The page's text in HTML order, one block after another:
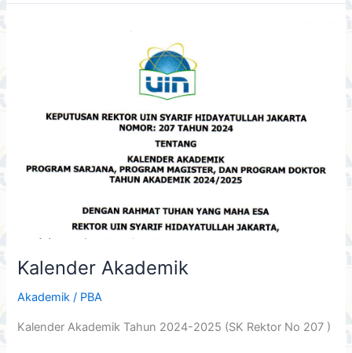
Kalender Akademik
Akademik / PBA
Kalender Akademik Tahun 2024-2025 (SK Rektor No 207 )